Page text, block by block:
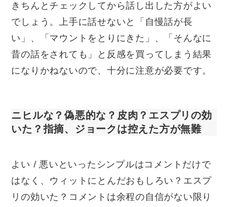
きちんとチェックしてから話し出した方がよい
でしょう。上手に話せないと「自慢話が長
い」、「マウントをとりにきた」、「そんなに
昔の話をされても」と反感を買ってしまう結果
になりかねないので、十分に注意が必要です。
ニヒルな？偽悪的な？皮肉？エスプリの効
いた？指摘、ジョークは控えた方が無難
よい / 悪いといったシンプルはコメントだけで
はなく、ウィットにとんだおもしろい？エスプ
リの効いた？コメントは余程の自信がない限り